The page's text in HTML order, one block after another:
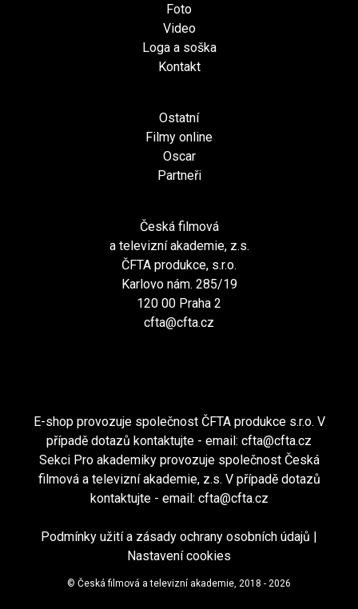
Foto
Video
Loga a soška
Kontakt
Ostatní
Filmy online
Oscar
Partneři
Česká filmová
a televizní akademie, z.s.
ČFTA produkce, s.r.o.
Karlovo nám. 285/19
120 00 Praha 2
cfta@cfta.cz
E-shop provozuje společnost ČFTA produkce s.r.o. V
případě dotazů kontaktujte - email: cfta@cfta.cz
Sekci Pro akademiky provozuje společnost Česká
filmová a televizní akademie, z.s. V případě dotazů
kontaktujte - email: cfta@cfta.cz
Podmínky užití a zásady ochrany osobních údajů |
Nastavení cookies
© Česká filmová a televizní akademie, 2018 - 2026